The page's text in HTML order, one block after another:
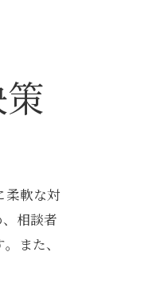
柔軟な対
相談者
また、